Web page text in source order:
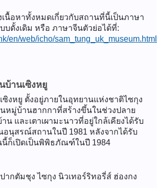
นื้อหาทั้งหมดเกี่ยวกับสถานที่นี้เป็นภาษา
บดั้งเดิม หรือ ภาษาจีนตัวย่อได้ที่:
en/web/icho/sam_tung_uk_museum.html
านเซิงหยู
งหยู ตั้งอยู่ภายในอุทยานแห่งชาติไซกุง
นหมู่บ้านฮากกาที่สร้างขึ้นในช่วงปลาย
น และเตาเผามะนาวที่อยู่ใกล้เคียงได้รับ
อนุสรณ์สถานในปี 1981 หลังจากได้รับ
ก็เปิดเป็นพิพิธภัณฑ์ในปี 1984
ากตัมชุง ไซกุง นิวเทอร์ริทอรี่ส์ ฮ่องกง